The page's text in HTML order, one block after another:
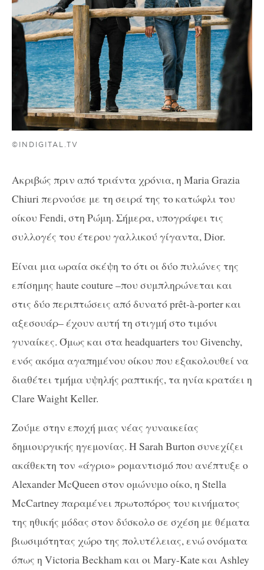
©INDIGITAL.TV
Ακριβώς πριν από τριάντα χρόνια, η Maria Grazia
Chiuri περνούσε με τη σειρά της το κατώφλι του
οίκου Fendi, στη Ρώμη. Σήμερα, υπογράφει τις
συλλογές του έτερου γαλλικού γίγαντα, Dior.
Είναι μια ωραία σκέψη το ότι οι δύο πυλώνες της
επίσημης haute couture –που συμπληρώνεται και
στις δύο περιπτώσεις από δυνατό prêt-à-porter και
αξεσουάρ– έχουν αυτή τη στιγμή στο τιμόνι
γυναίκες. Όμως και στα headquarters του Givenchy,
ενός ακόμα αγαπημένου οίκου που εξακολουθεί να
διαθέτει τμήμα υψηλής ραπτικής, τα ηνία κρατάει η
Clare Waight Keller.
Ζούμε στην εποχή μιας νέας γυναικείας
δημιουργικής ηγεμονίας. Η Sarah Burton συνεχίζει
ακάθεκτη τον «άγριο» ρομαντισμό που ανέπτυξε ο
Alexander McQueen στον ομώνυμο οίκο, η Stella
McCartney παραμένει πρωτοπόρος του κινήματος
της ηθικής μόδας στον δύσκολο σε σχέση με θέματα
βιωσιμότητας χώρο της πολυτέλειας, ενώ ονόματα
όπως η Victoria Beckham και οι Mary-Kate και Ashley